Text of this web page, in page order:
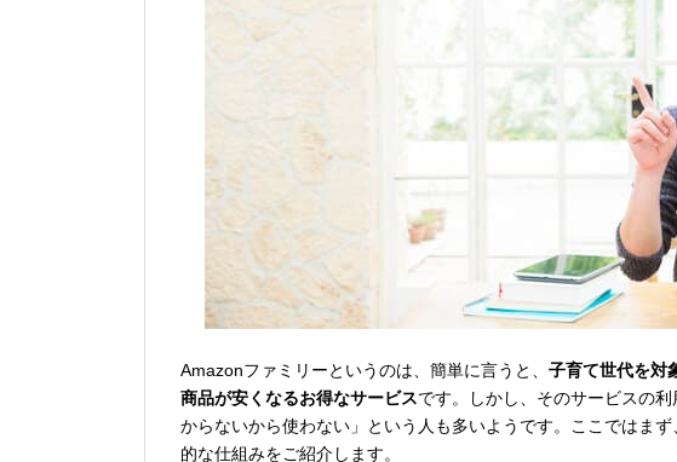
Amazonファミリーというのは、簡単に言うと、 子育て世代を対
商品が安くなるお得なサービスです。しかし、そのサービスの
からないから使わない」という人も多いようです。ここではま
的な仕組みをご紹介します。